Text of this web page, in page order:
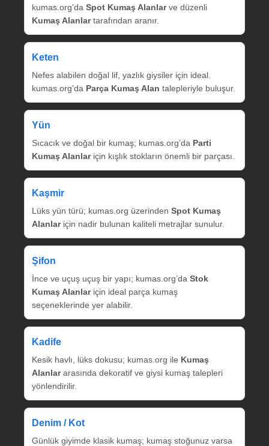
kumas.org’da Spot Kumaş Alanlarve düzenli
Kumaş Alanlartarafından aranır.
Keten
Nefes alabilen doğal lif, yazlık giysiler için ideal.
kumas.org’da Parça Kumaş Alan talepleriyle buluşur.
Yün
Sıcacık ve doğal bir kumaş; kumas.org’da Parti
Kumaş Alanlariçin kışlık stokların önemli bir parçası.
Kaşmir
Lüks yün türü; kumas.org üzerinden Spot Kumaş
Alanlariçin nadir bulunan kaliteli metrajlar sunulur.
Şifon
İnce ve uçuş uçuş bir yapı; kumas.org’da Stok
Kumaş Alanlariçin ideal parça kumaş
seçeneklerinde yer alabilir.
Kadife
Kesik havlı, lüks dokusu; kumas.org ile Kumaş
Alanlararasında dekoratif ve giysi kumaş talepleri
yönlendirilir.
Denim / Kot
Günlük giyimde klasik kumaş; kumaş stoğunuz varsa